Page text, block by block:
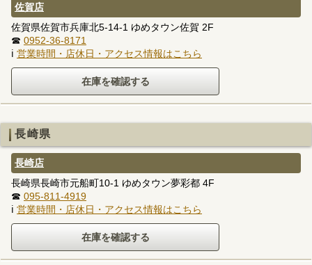
佐賀店
佐賀県佐賀市兵庫北5-14-1 ゆめタウン佐賀 2F
☎ 0952-36-8171
ℹ 営業時間・店休日・アクセス情報はこちら
長崎県
長崎店
長崎県長崎市元船町10-1 ゆめタウン夢彩都 4F
☎ 095-811-4919
ℹ 営業時間・店休日・アクセス情報はこちら